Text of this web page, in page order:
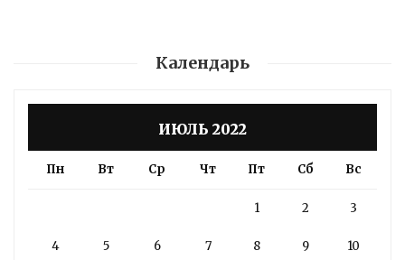
Календарь
ИЮЛЬ 2022
Пн Вт Ср Чт Пт Сб Вс
1 2 3
4 5 6 7 8 9 10